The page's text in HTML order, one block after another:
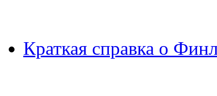
Краткая справка о